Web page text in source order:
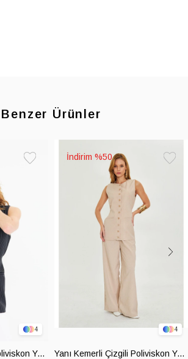
Benzer Ürünler
4
Yanı Kemerli Çizgili Poliviskon Yelek
4
Yanı Kemerli Çizgili Poliviskon Yelek
%50